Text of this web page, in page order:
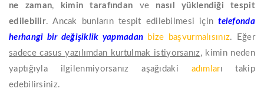
ne zaman, kimin tarafından ve nasıl yüklendiği
tespit
edilebilir. Ancak bunların tespit edilebilmesi içintelefonda
herhangi bir değişiklik yapmadan bize başvurmalısınız. Eğer
sadece casus yazılımdan kurtulmak istiyorsanız, kimin neden
yaptığıyla ilgilenmiyorsanız aşağıdaki adımları takip
edebilirsiniz.